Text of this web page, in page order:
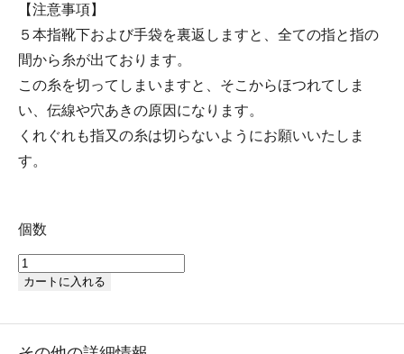
【注意事項】
５本指靴下および手袋を裏返しますと、全ての指と指の
間から糸が出ております。
この糸を切ってしまいますと、そこからほつれてしま
い、伝線や穴あきの原因になります。
くれぐれも指又の糸は切らないようにお願いいたしま
す。
個数
カートに入れる